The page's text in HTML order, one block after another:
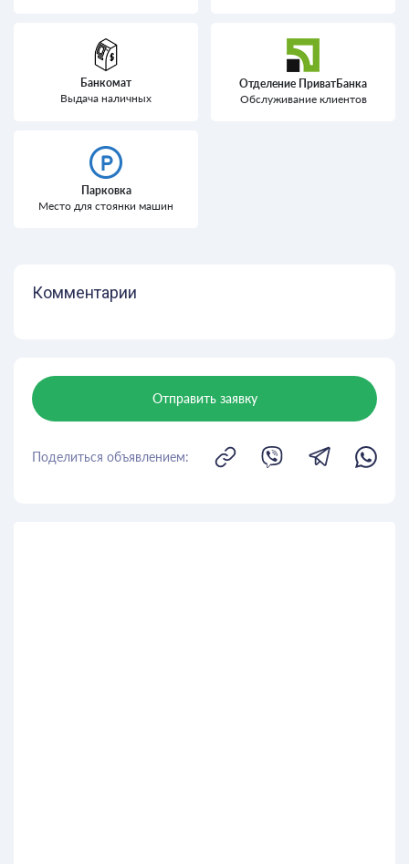
Банкомат
Выдача наличных
Отделение ПриватБанка
Обслуживание клиентов
Парковка
Место для стоянки машин
Комментарии
Отправить заявку
Поделиться объявлением: